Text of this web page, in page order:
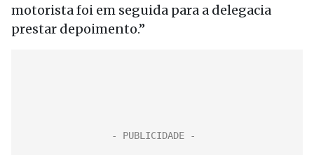
motorista foi em seguida para a delegacia
prestar depoimento.”